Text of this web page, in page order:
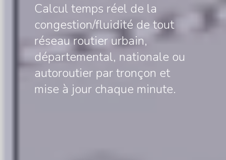
Calcul temps réel de la
congestion/fluidité de tout
réseau routier urbain,
départemental, nationale ou
autoroutier par tronçon et
mise à jour chaque minute.